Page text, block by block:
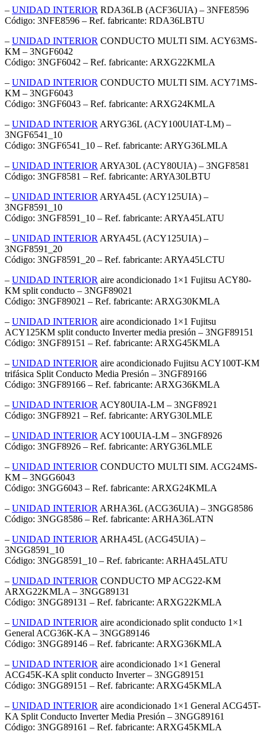
– UNIDAD INTERIOR RDA36LB (ACF36UIA) – 3NFE8596
Código: 3NFE8596 – Ref. fabricante: RDA36LBTU
– UNIDAD INTERIOR CONDUCTO MULTI SIM. ACY63MS-
KM – 3NGF6042
Código: 3NGF6042 – Ref. fabricante: ARXG22KMLA
– UNIDAD INTERIOR CONDUCTO MULTI SIM. ACY71MS-
KM – 3NGF6043
Código: 3NGF6043 – Ref. fabricante: ARXG24KMLA
– UNIDAD INTERIOR ARYG36L (ACY100UIAT-LM) –
3NGF6541_10
Código: 3NGF6541_10 – Ref. fabricante: ARYG36LMLA
– UNIDAD INTERIOR ARYA30L (ACY80UIA) – 3NGF8581
Código: 3NGF8581 – Ref. fabricante: ARYA30LBTU
– UNIDAD INTERIOR ARYA45L (ACY125UIA) –
3NGF8591_10
Código: 3NGF8591_10 – Ref. fabricante: ARYA45LATU
– UNIDAD INTERIOR ARYA45L (ACY125UIA) –
3NGF8591_20
Código: 3NGF8591_20 – Ref. fabricante: ARYA45LCTU
– UNIDAD INTERIOR aire acondicionado 1×1 Fujitsu ACY80-
KM split conducto – 3NGF89021
Código: 3NGF89021 – Ref. fabricante: ARXG30KMLA
– UNIDAD INTERIOR aire acondicionado 1×1 Fujitsu
ACY125KM split conducto Inverter media presión – 3NGF89151
Código: 3NGF89151 – Ref. fabricante: ARXG45KMLA
– UNIDAD INTERIOR aire acondicionado Fujitsu ACY100T-KM
trifásica Split Conducto Media Presión – 3NGF89166
Código: 3NGF89166 – Ref. fabricante: ARXG36KMLA
– UNIDAD INTERIOR ACY80UIA-LM – 3NGF8921
Código: 3NGF8921 – Ref. fabricante: ARYG30LMLE
– UNIDAD INTERIOR ACY100UIA-LM – 3NGF8926
Código: 3NGF8926 – Ref. fabricante: ARYG36LMLE
– UNIDAD INTERIOR CONDUCTO MULTI SIM. ACG24MS-
KM – 3NGG6043
Código: 3NGG6043 – Ref. fabricante: ARXG24KMLA
– UNIDAD INTERIOR ARHA36L (ACG36UIA) – 3NGG8586
Código: 3NGG8586 – Ref. fabricante: ARHA36LATN
– UNIDAD INTERIOR ARHA45L (ACG45UIA) –
3NGG8591_10
Código: 3NGG8591_10 – Ref. fabricante: ARHA45LATU
– UNIDAD INTERIOR CONDUCTO MP ACG22-KM
ARXG22KMLA – 3NGG89131
Código: 3NGG89131 – Ref. fabricante: ARXG22KMLA
– UNIDAD INTERIOR aire acondicionado split conducto 1×1
General ACG36K-KA – 3NGG89146
Código: 3NGG89146 – Ref. fabricante: ARXG36KMLA
– UNIDAD INTERIOR aire acondicionado 1×1 General
ACG45K-KA split conducto Inverter – 3NGG89151
Código: 3NGG89151 – Ref. fabricante: ARXG45KMLA
– UNIDAD INTERIOR aire acondicionado 1×1 General ACG45T-
KA Split Conducto Inverter Media Presión – 3NGG89161
Código: 3NGG89161 – Ref. fabricante: ARXG45KMLA